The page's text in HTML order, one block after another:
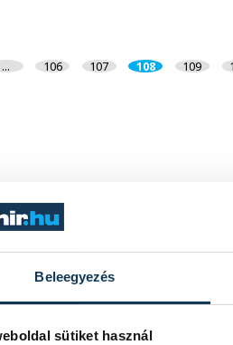
Beleegyezés
sütiket használ
... 106 107 108 109